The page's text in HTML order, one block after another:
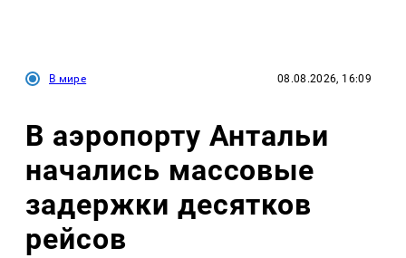
В мире 08.08.2026, 16:09
В аэропорту Антальи
начались массовые
задержки десятков
рейсов